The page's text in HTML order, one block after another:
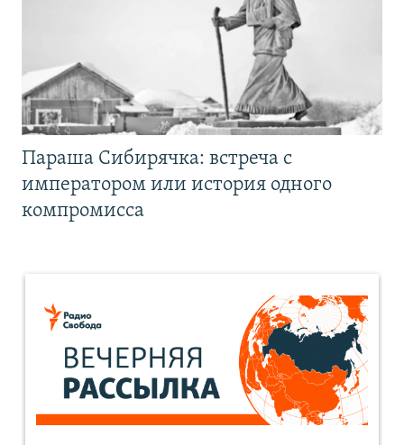
Параша Сибирячка: встреча с
императором или история одного
компромисса